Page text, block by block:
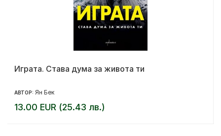
Играта. Става дума за живота ти
АВТОР: Ян Бек
13.00 EUR (25.43 лв.)